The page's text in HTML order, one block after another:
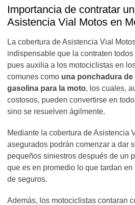
Importancia de contratar
Asistencia Vial Motos en
La cobertura de Asistencia Vial
indispensable que la contraten
pues auxilia a los motociclistas en
comunes como una ponchadura
gasolina para la moto, los cuales,
costosos, pueden convertirse en
sino se resuelven ágilmente.
Mediante la cobertura de Asistencia
asegurados podrán comenzar a dar
pequeños siniestros después de un
que es en promedio lo que tardan
de seguros.
Además, los motociclistas contaran